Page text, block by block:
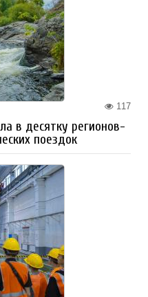
117
в десятку регионов-
поездок